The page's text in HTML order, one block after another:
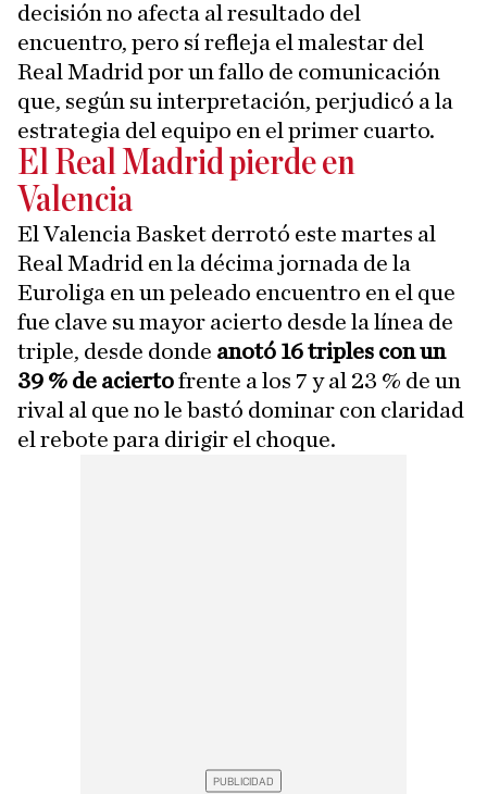
decisión no afecta al resultado del
encuentro, pero sí refleja el malestar del
Real Madrid por un fallo de comunicación
que, según su interpretación, perjudicó a la
estrategia del equipo en el primer cuarto.
El Real Madrid pierde en
Valencia
El Valencia Basket derrotó este martes al
Real Madrid en la décima jornada de la
Euroliga en un peleado encuentro en el que
fue clave su mayor acierto desde la línea de
triple, desde donde anotó 16 triples con un
39 % de aciertofrente a los 7 y al 23 % de un
rival al que no le bastó dominar con claridad
el rebote para dirigir el choque.